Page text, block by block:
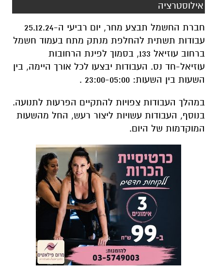
אילוסטרציה
חברת החשמל תבצע מחר, יום רביעי ה-25.12.24
עבודות תשתית להחלפת מנתק מתח בעמוד חשמל
ברחוב עוזיאל 133, בסמוך לפינת הרחובות
עוזיאל-חד נס. העבודות יבצעו לכל אורך היימה, בין
השעות בין השעות: 23:00-05:00 .
במהלך העבודות צפויות להתקיים הפרעות לתנועה.
בנוסף, העבודות עשויות ליצור רעש, החל מהשעות
המוקדמות של היום.